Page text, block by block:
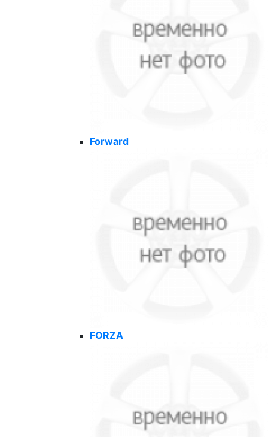
Forward
FORZA